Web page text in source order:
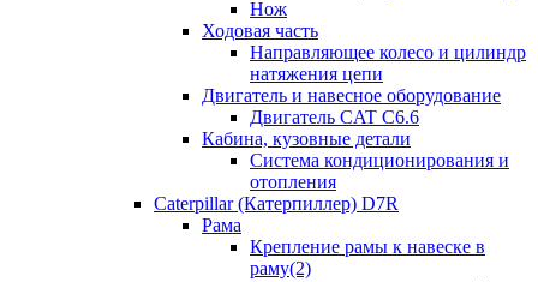
Нож
Ходовая часть
Направляющее колесо и цилиндр
натяжения цепи
Двигатель и навесное оборудование
Двигатель CAT C6.6
Кабина, кузовные детали
Система кондиционирования и
отопления
Caterpillar (Катерпиллер) D7R
Рама
Крепление рамы к навеске в
раму(2)